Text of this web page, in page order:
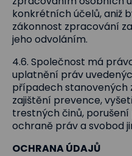
konkrétních účelů, aniž
zákonnost zpracování
jeho odvoláním.
4.6. Společnost má
uplatnění práv
případech stanovených
zajištění prevence,
trestných činů,
ochraně práv a svobod
OCHRANA ÚDAJŮ